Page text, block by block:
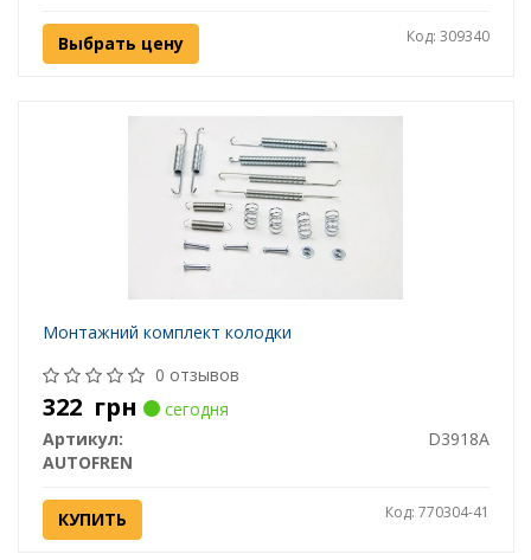
Выбрать цену Код: 309340
Монтажний комплект колодки
0 отзывов
322 грн
сегодня
Артикул:
D3918A
AUTOFREN
КУПИТЬ Код: 770304-41